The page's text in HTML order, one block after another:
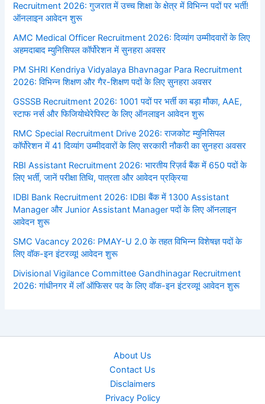
Recruitment 2026: गुजरात में उच्च शिक्षा के क्षेत्र में विभिन्न पदों पर भर्ती!
ऑनलाइन आवेदन शुरू
AMC Medical Officer Recruitment 2026: दिव्यांग उम्मीदवारों के लिए
अहमदाबाद म्युनिसिपल कॉर्पोरेशन में सुनहरा अवसर
PM SHRI Kendriya Vidyalaya Bhavnagar Para Recruitment
2026: विभिन्न शिक्षण और गैर-शिक्षण पदों के लिए सुनहरा अवसर
GSSSB Recruitment 2026: 1001 पदों पर भर्ती का बड़ा मौका, AAE,
स्टाफ नर्स और फिजियोथेरेपिस्ट के लिए ऑनलाइन आवेदन शुरू
RMC Special Recruitment Drive 2026: राजकोट म्युनिसिपल
कॉर्पोरेशन में 41 दिव्यांग उम्मीदवारों के लिए सरकारी नौकरी का सुनहरा अवसर
RBI Assistant Recruitment 2026: भारतीय रिज़र्व बैंक में 650 पदों के
लिए भर्ती, जानें परीक्षा तिथि, पात्रता और आवेदन प्रक्रिया
IDBI Bank Recruitment 2026: IDBI बैंक में 1300 Assistant
Manager और Junior Assistant Manager पदों के लिए ऑनलाइन
आवेदन शुरू
SMC Vacancy 2026: PMAY-U 2.0 के तहत विभिन्न विशेषज्ञ पदों के
लिए वॉक-इन इंटरव्यू! आवेदन शुरू
Divisional Vigilance Committee Gandhinagar Recruitment
2026: गांधीनगर में लॉ ऑफिसर पद के लिए वॉक-इन इंटरव्यू! आवेदन शुरू
About Us
Contact Us
Disclaimers
Privacy Policy